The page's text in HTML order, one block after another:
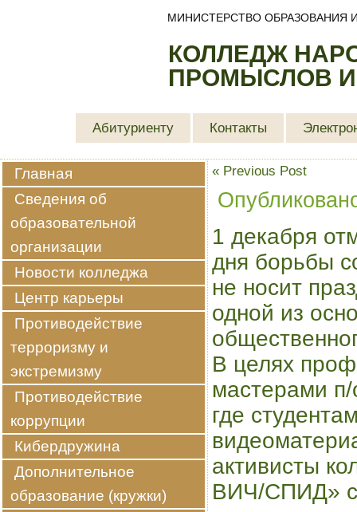
КОЛЛЕДЖ
ПРОМЫСЛОВ
МИНИСТЕРСТВО ОБРАЗОВАНИЯ
Абитуриенту Контакты
Главная
Сведения об
образовательной
организации
Новости колледжа
Центр карьеры
Противодействие
терроризму и
экстремизму
Противодействие
коррупции
Кибердружина
Дополнительное
образование (кружки)
« Previous Post
1 декабря
дня борьбы
не носит
одной из
В целях
мастерами
где
активисты
ВИЧ/СПИД»